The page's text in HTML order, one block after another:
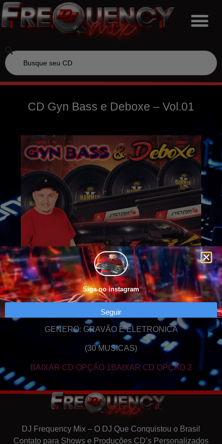
CD Gyn Bass e Deboxe – Vol.01
GENERO: GRAVÃO E ELETRONICA
(30 MUSICAS)
BAIXAR CD OPÇÃO 1 BAIXAR CD OPÇÃO 2
DJ Frequency Mix – O DJ Que Conquistou o Brasil
Contato para Shows e Produções CD’s Personalizados
Siga no instagram
Seguir